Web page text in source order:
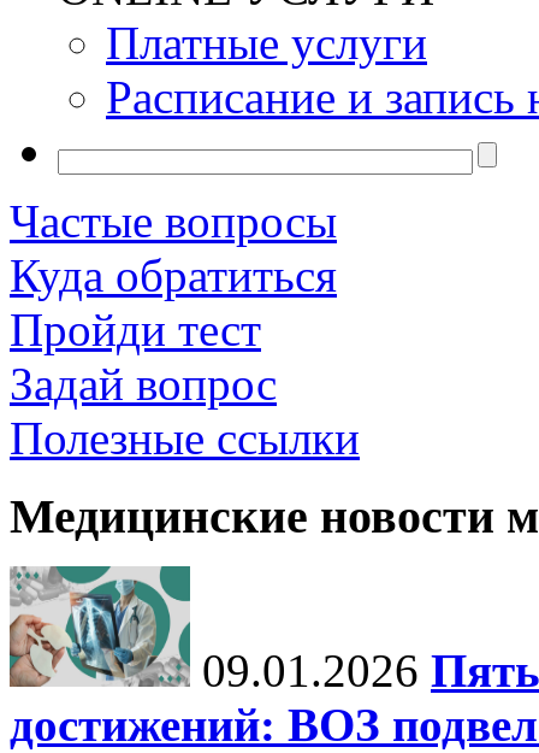
Платные услуги
Расписание и запись
Частые вопросы
Куда обратиться
Пройди тест
Задай вопрос
Полезные ссылки
Медицинские новости
09.01.2026
достижений: ВОЗ